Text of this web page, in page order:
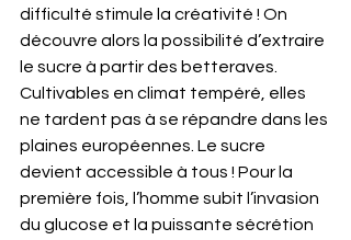
difficulté stimule la créativité ! On
découvre alors la possibilité d’extraire
le sucre à partir des betteraves.
Cultivables en climat tempéré, elles
ne tardent pas à se répandre dans les
plaines européennes. Le sucre
devient accessible à tous ! Pour la
première fois, l’homme subit l’invasion
du glucose et la puissante sécrétion